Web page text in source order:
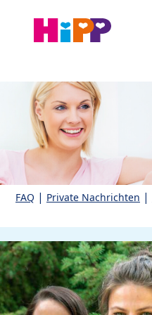
FAQ | Private Nachrichten |